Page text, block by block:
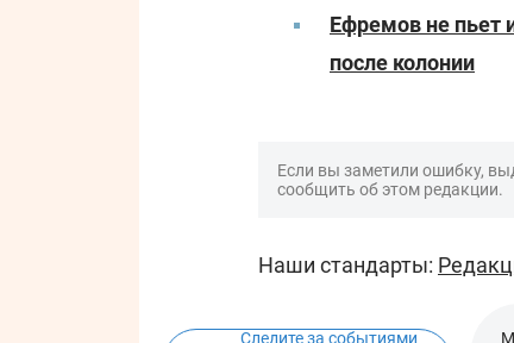
Ефремов не пьет
после колонии
Если вы заметили ошибку,
сообщить об этом редакции.
Наши стандарты:
Следите за событиями